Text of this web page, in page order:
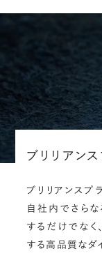
ブリリアン
ブリリアンスプ
自社内でさら
するだけでなく
する高品質なダ